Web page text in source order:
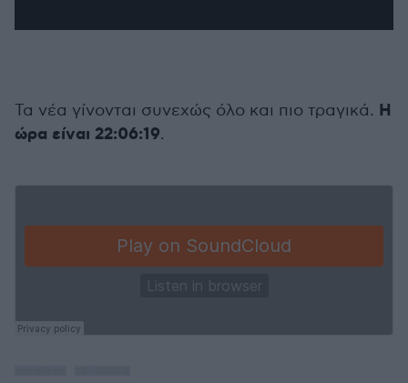
Τα νέα γίνονται συνεχώς όλο και πιο τραγικά. Η
ώρα είναι 22:06:19.